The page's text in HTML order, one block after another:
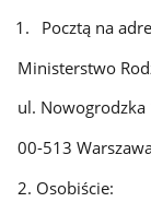
Pocztą na
Ministerstwo
ul.
00-513
2. Osobiście: